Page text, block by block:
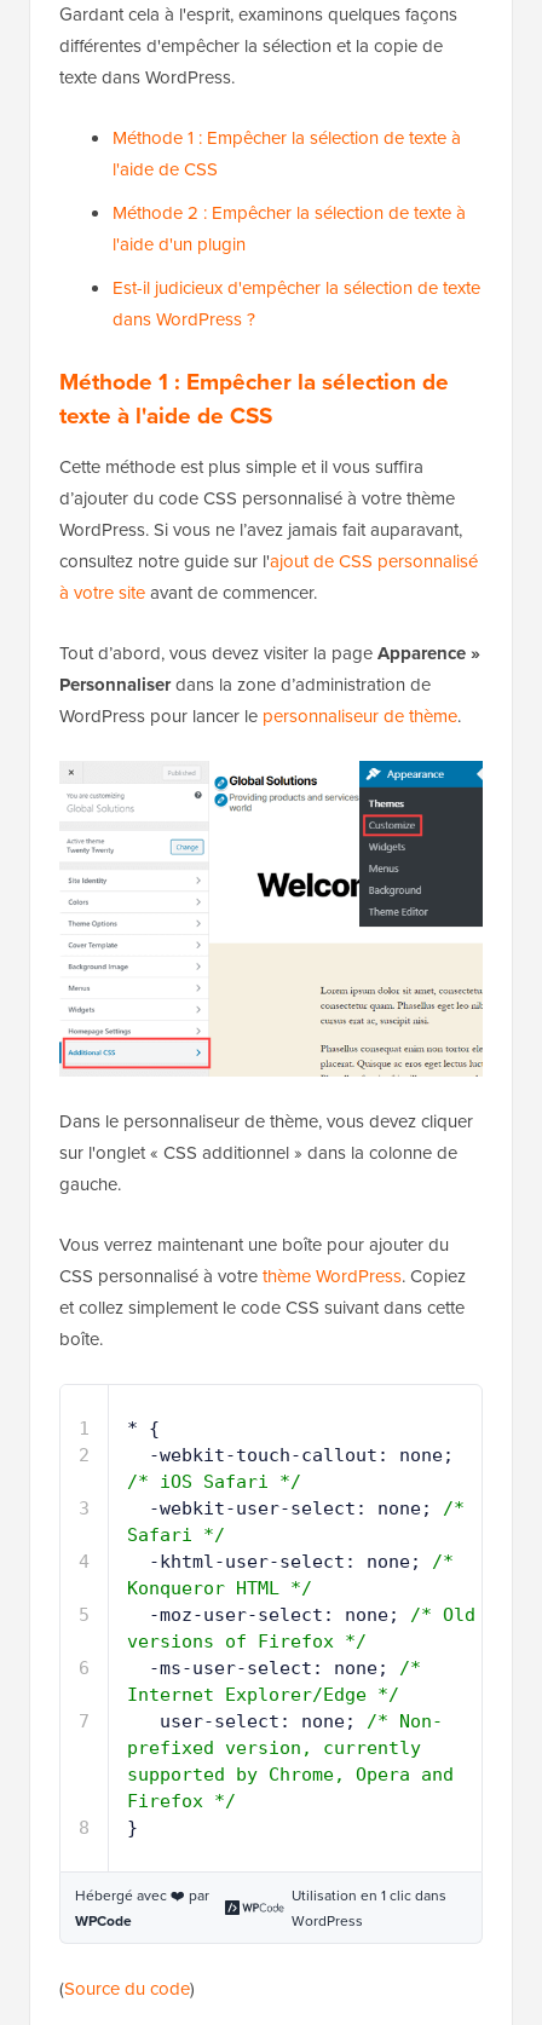
Gardant cela à l'esprit, examinons quelques façons
différentes d'empêcher la sélection et la copie de
texte dans WordPress.
Méthode 1 : Empêcher la sélection de texte à
l'aide de CSS
Méthode 2 : Empêcher la sélection de texte à
l'aide d'un plugin
Est-il judicieux d'empêcher la sélection de texte
dans WordPress ?
Méthode 1 : Empêcher la sélection de
texte à l'aide de CSS
Cette méthode est plus simple et il vous suffira
d’ajouter du code CSS personnalisé à votre thème
WordPress. Si vous ne l’avez jamais fait auparavant,
consultez notre guide sur l'ajout de CSS personnalisé
à votre siteavant de commencer.
Tout d’abord, vous devez visiter la pageApparence »
Personnaliserdans la zone d’administration de
WordPress pour lancer le personnaliseur de thème.
Dans le personnaliseur de thème, vous devez cliquer
sur l'onglet « CSS additionnel » dans la colonne de
gauche.
Vous verrez maintenant une boîte pour ajouter du
CSS personnalisé à votrethème WordPress. Copiez
et collez simplement le code CSS suivant dans cette
boîte.
1
2
3
4
5
6
7
8
* {
/* iOS Safari */
-webkit-user-select: none; /*
Safari */
-khtml-user-select: none; /*
Konqueror HTML */
-moz-user-select: none; /* Old
versions of Firefox */
-ms-user-select: none; /*
Internet Explorer/Edge */
user-select: none; /* Non-
prefixed version, currently
supported by Chrome, Opera and
Firefox */
}
Hébergé avec ❤️ par
WPCode
Utilisation en 1 clic dans
WordPress
(Source du code)